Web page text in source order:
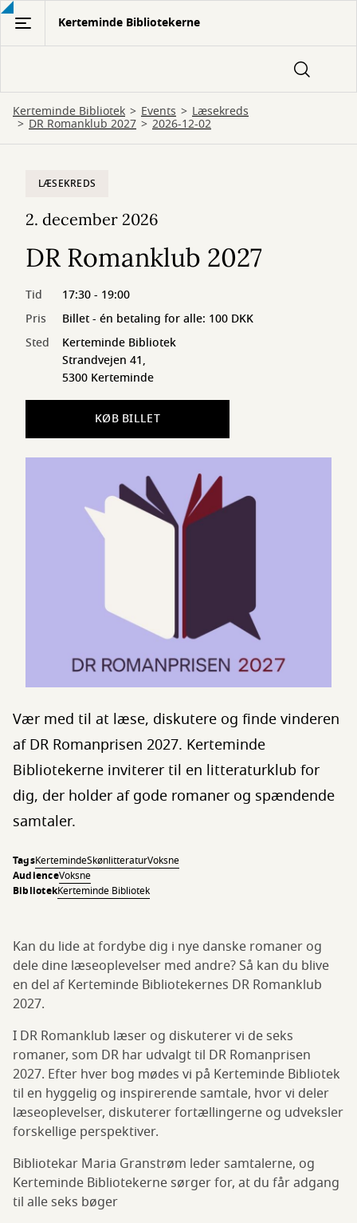
Gå
hovedindhold
Kerteminde Bibliotekerne
Kerteminde Bibliotek Events Læsekreds
DR Romanklub 2027 2026-12-02
LÆSEKREDS
2. december 2026
DR Romanklub 2027
Tid
17:30 - 19:00
Pris
Billet - én betaling for alle: 100 DKK
Sted
Kerteminde Bibliotek
Strandvejen 41,
5300 Kerteminde
KØB BILLET
Vær med til at læse, diskutere og finde vinderen
af DR Romanprisen 2027. Kerteminde
Bibliotekerne inviterer til en litteraturklub for
dig, der holder af gode romaner og spændende
samtaler.
TagsKertemindeSkønlitteraturVoksne
AudienceVoksne
BibliotekKerteminde Bibliotek
Kan du lide at fordybe dig i nye danske romaner og
dele dine læseoplevelser med andre? Så kan du blive
en del af Kerteminde Bibliotekernes DR Romanklub
2027.
I DR Romanklub læser og diskuterer vi de seks
romaner, som DR har udvalgt til DR Romanprisen
2027. Efter hver bog mødes vi på Kerteminde Bibliotek
til en hyggelig og inspirerende samtale, hvor vi deler
læseoplevelser, diskuterer fortællingerne og udveksler
forskellige perspektiver.
Bibliotekar Maria Granstrøm leder samtalerne, og
Kerteminde Bibliotekerne sørger for, at du får adgang
til alle seks bøger